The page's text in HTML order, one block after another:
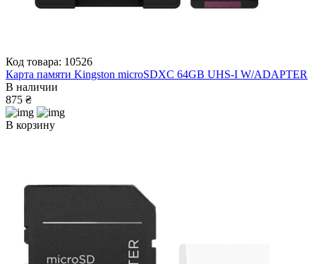
Код товара: 10526
Карта памяти Kingston microSDXC 64GB UHS-I W/ADAPTER
В наличии
875 ₴
В корзину